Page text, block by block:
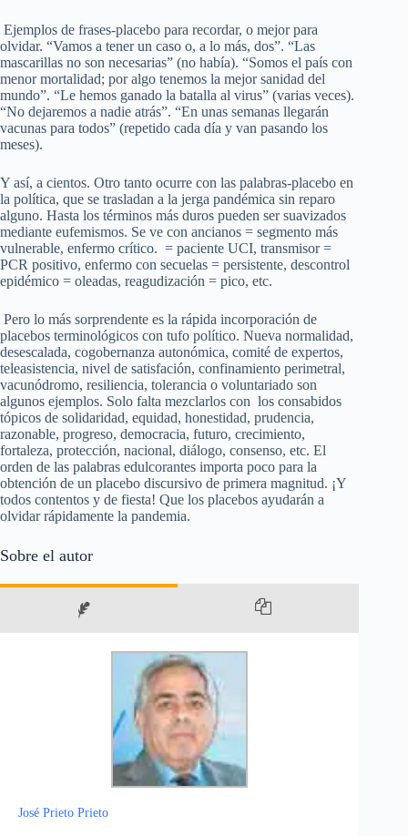
Ejemplos de frases-placebo para recordar, o mejor para
olvidar. “Vamos a tener un caso o, a lo más, dos”. “Las
mascarillas no son necesarias” (no había). “Somos el país con
menor mortalidad; por algo tenemos la mejor sanidad del
mundo”. “Le hemos ganado la batalla al virus” (varias veces).
“No dejaremos a nadie atrás”. “En unas semanas llegarán
vacunas para todos” (repetido cada día y van pasando los
meses).
Y así, a cientos. Otro tanto ocurre con las palabras-placebo en
la política, que se trasladan a la jerga pandémica sin reparo
alguno. Hasta los términos más duros pueden ser suavizados
mediante eufemismos. Se ve con ancianos = segmento más
vulnerable, enfermo crítico. = paciente UCI, transmisor =
PCR positivo, enfermo con secuelas = persistente, descontrol
epidémico = oleadas, reagudización = pico, etc.
Pero lo más sorprendente es la rápida incorporación de
placebos terminológicos con tufo político. Nueva normalidad,
desescalada, cogobernanza autonómica, comité de expertos,
teleasistencia, nivel de satisfación, confinamiento perimetral,
vacunódromo, resiliencia, tolerancia o voluntariado son
algunos ejemplos. Solo falta mezclarlos con los consabidos
tópicos de solidaridad, equidad, honestidad, prudencia,
razonable, progreso, democracia, futuro, crecimiento,
fortaleza, protección, nacional, diálogo, consenso, etc. El
orden de las palabras edulcorantes importa poco para la
obtención de un placebo discursivo de primera magnitud. ¡Y
todos contentos y de fiesta! Que los placebos ayudarán a
olvidar rápidamente la pandemia.
Sobre el autor
José Prieto Prieto